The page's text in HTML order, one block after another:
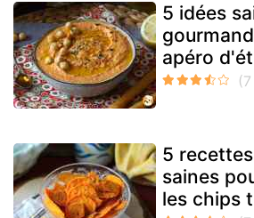
5 idées
apéro
5
saines
les chips